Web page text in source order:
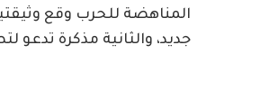
المناهضة للحرب وقع
جديد، والثانية مذكرة تدعو